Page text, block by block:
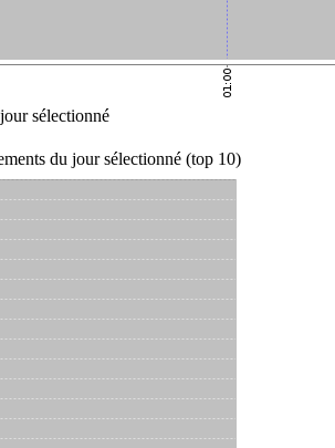
sélectionné
du jour sélectionné (top 10)